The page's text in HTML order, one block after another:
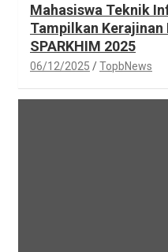
Mahasiswa Teknik
Tampilkan Kerajinan
SPARKHIM 2025
06/12/2025 TopbNews